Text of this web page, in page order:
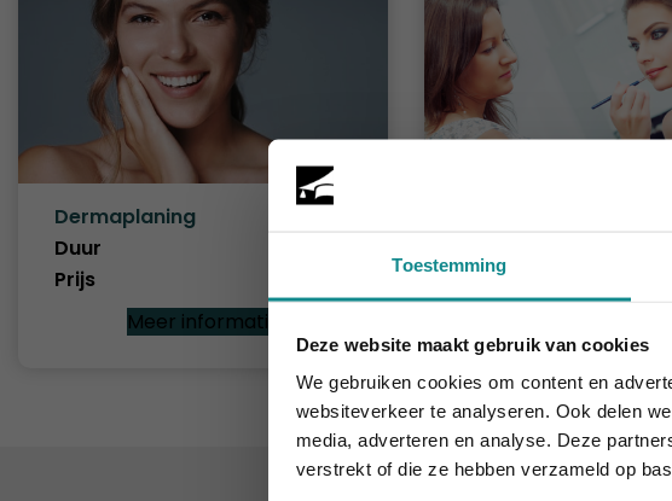
Toestemming
Deze website maakt gebruik van cookies
We gebruiken cookies om content en
websiteverkeer te analyseren. Ook delen
media, adverteren en analyse. Deze
verstrekt of die ze hebben verzameld op
Dermaplaning
Duur
Prijs
Meer informatie
Prijs
De hittegolf houdt aan...